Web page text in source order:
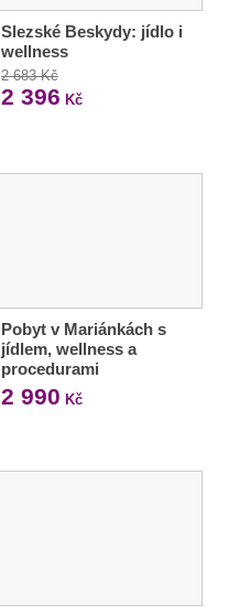
Slezské Beskydy: jídlo i
wellness
2 683 Kč
2 396 Kč
Pobyt v Mariánkách s
jídlem, wellness a
procedurami
2 990 Kč